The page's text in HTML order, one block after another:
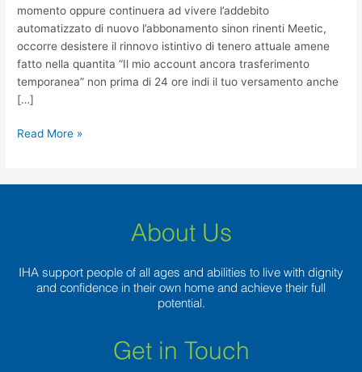
momento oppure continuera ad vivere l’addebito
automatizzato di nuovo l’abbonamento sinon rinenti Meetic,
occorre desistere il rinnovo istintivo di tenero attuale amene
fatto nella quantita “Il mio account ancora trasferimento
temporanea” non prima di 24 ore indi il tuo versamento anche
[…]
Read More »
About Us
IHA support people of all ages and abilities to live with dignity
and confidence in their own home and achieve their full
potential.
Get in Touch